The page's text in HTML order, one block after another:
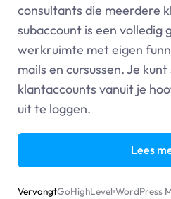
consultants die meerdere
subaccount is een volledig
werkruimte met eigen
mails en cursussen. Je
klantaccounts vanuit je
uit te loggen.
Lees
VervangtGoHighLevel WordPress